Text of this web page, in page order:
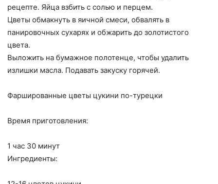
рецепте. Яйца взбить с солью и перцем.
Цветы обмакнуть в яичной смеси, обвалять в
панировочных сухарях и обжарить до золотистого
цвета.
Выложить на бумажное полотенце, чтобы удалить
излишки масла. Подавать закуску горячей.
Фаршированные цветы цукини по-турецки
Время приготовления:
1 час 30 минут
Ингредиенты: